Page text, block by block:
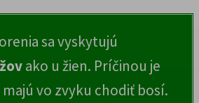
sa vyskytujú
ako u žien. Príčinou je
vo zvyku chodiť bosí.